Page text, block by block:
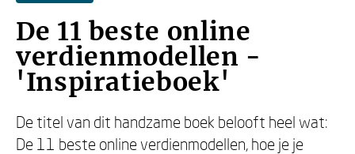
De 11 beste online
verdienmodellen -
'Inspiratieboek'
De titel van dit handzame boek belooft heel wat:
De 11 beste online verdienmodellen, hoe je je